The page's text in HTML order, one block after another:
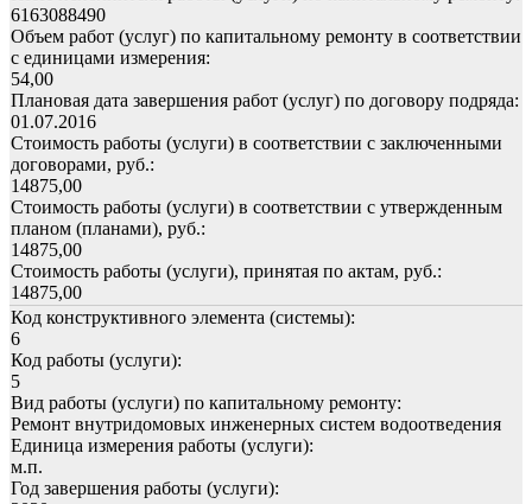
6163088490
Объем работ (услуг) по капитальному ремонту в соответствии
с единицами измерения:
54,00
Плановая дата завершения работ (услуг) по договору подряда:
01.07.2016
Стоимость работы (услуги) в соответствии с заключенными
договорами, руб.:
14875,00
Стоимость работы (услуги) в соответствии с утвержденным
планом (планами), руб.:
14875,00
Стоимость работы (услуги), принятая по актам, руб.:
14875,00
Код конструктивного элемента (системы):
6
Код работы (услуги):
5
Вид работы (услуги) по капитальному ремонту:
Ремонт внутридомовых инженерных систем водоотведения
Единица измерения работы (услуги):
м.п.
Год завершения работы (услуги):